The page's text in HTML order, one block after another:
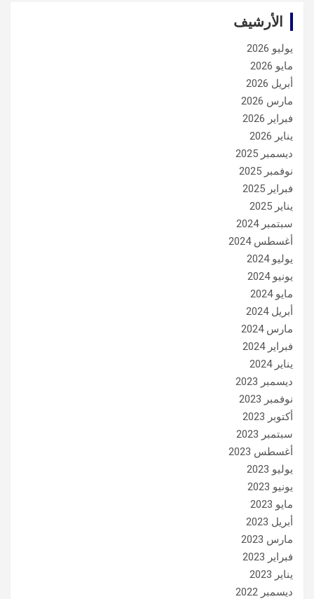
الأرشيف
يوليو 2026
مايو 2026
أبريل 2026
مارس 2026
فبراير 2026
يناير 2026
ديسمبر 2025
نوفمبر 2025
فبراير 2025
يناير 2025
سبتمبر 2024
أغسطس 2024
يوليو 2024
يونيو 2024
مايو 2024
أبريل 2024
مارس 2024
فبراير 2024
يناير 2024
ديسمبر 2023
نوفمبر 2023
أكتوبر 2023
سبتمبر 2023
أغسطس 2023
يوليو 2023
يونيو 2023
مايو 2023
أبريل 2023
مارس 2023
فبراير 2023
يناير 2023
ديسمبر 2022